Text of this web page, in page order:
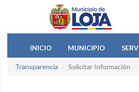
Pasar al contenido principal
INICIO
MUNICIPIO
Transparencia Solicitar Información